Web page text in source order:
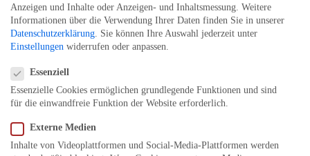
LinkedIn
Instagram
Facebook
Anmelden
Pardon our dust! We're
Anzeigen und Inhalte oder Anzeigen- und Inhaltsmessung. Weitere
Informationen über die Verwendung Ihrer Daten finden Sie in unserer
Datenschutzerklärung Sie können Ihre Auswahl jederzeit unter
Einstellungen widerrufen oder anpassen.
Essenziell
Essenzielle Cookies ermöglichen grundlegende Funktionen und sind
für die einwandfreie Funktion der Website erforderlich.
Externe Medien
Inhalte von Videoplattformen und Social-Media-Plattformen werden